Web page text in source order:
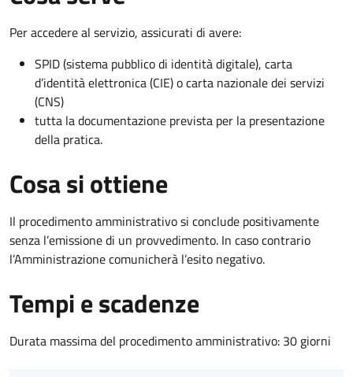
Per accedere al servizio, assicurati di avere:
SPID (sistema pubblico di identità digitale), carta
d’identità elettronica (CIE) o carta nazionale dei servizi
(CNS)
tutta la documentazione prevista per la presentazione
della pratica.
Cosa si ottiene
Il procedimento amministrativo si conclude positivamente
senza l’emissione di un provvedimento. In caso contrario
l’Amministrazione comunicherà l’esito negativo.
Tempi e scadenze
Durata massima del procedimento amministrativo: 30 giorni